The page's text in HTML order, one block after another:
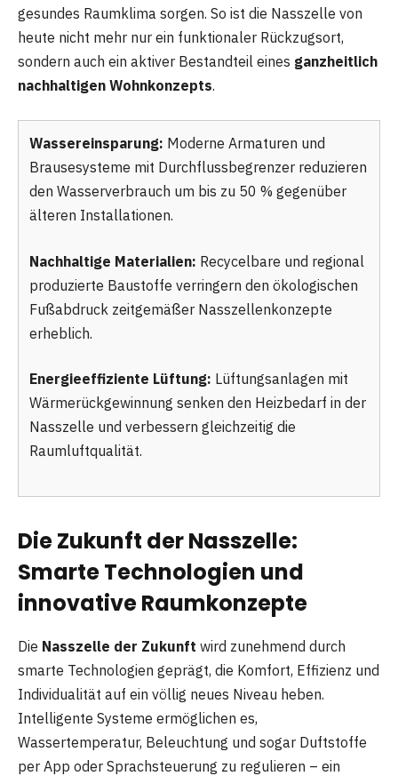
gesundes Raumklima sorgen. So ist die Nasszelle von
heute nicht mehr nur ein funktionaler Rückzugsort,
sondern auch ein aktiver Bestandteil eines ganzheitlich
nachhaltigen Wohnkonzepts.
Wassereinsparung: Moderne Armaturen und
Brausesysteme mit Durchflussbegrenzer reduzieren
den Wasserverbrauch um bis zu 50 % gegenüber
älteren Installationen.
Nachhaltige Materialien: Recycelbare und regional
produzierte Baustoffe verringern den ökologischen
Fußabdruck zeitgemäßer Nasszellenkonzepte
erheblich.
Energieeffiziente Lüftung: Lüftungsanlagen mit
Wärmerückgewinnung senken den Heizbedarf in der
Nasszelle und verbessern gleichzeitig die
Raumluftqualität.
Die Zukunft der Nasszelle:
Smarte Technologien und
innovative Raumkonzepte
Die Nasszelle der Zukunft wird zunehmend durch
smarte Technologien geprägt, die Komfort, Effizienz und
Individualität auf ein völlig neues Niveau heben.
Intelligente Systeme ermöglichen es,
Wassertemperatur, Beleuchtung und sogar Duftstoffe
per App oder Sprachsteuerung zu regulieren – ein